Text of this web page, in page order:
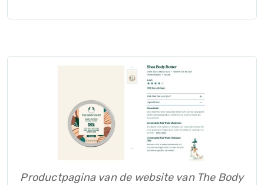
Productpagina van de website van The Body